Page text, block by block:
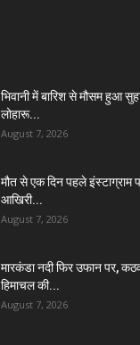
भिवानी में बारिश से मौसम हुआ
लोहारू...
August 7, 2026
मौत से एक दिन पहले इंस्टाग्राम
आखिरी...
August 7, 2026
मारकंडा नदी फिर उफान पर,
हिमाचल की...
August 7, 2026